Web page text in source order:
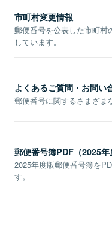
市町村変更情報
郵便番号を公表した市町村
しています。
よくあるご質問・お問い
郵便番号に関するさまざま
郵便番号簿PDF（2025年
2025年度版郵便番号簿を
す。